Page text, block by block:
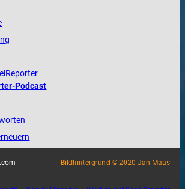
Podcast
Bildhintergrund © 2020 Jan Maas